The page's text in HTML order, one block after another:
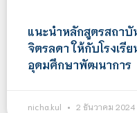
แนะนำหลักสูตรสถาบั
จิตรลดา ให้กับโรงเรีย
อุดมศึกษาพัฒนาการ
nicha.kul 2 ธันวาคม 2024